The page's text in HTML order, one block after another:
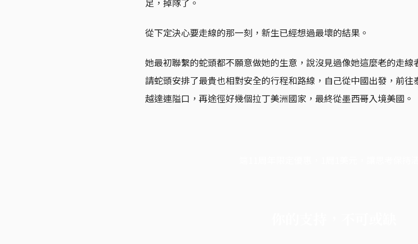
從下定決心要走線的那一刻，新生已經想過最壞的結果。
她最初聯繫的蛇頭都不願意做她的生意，說沒見過像她這麼老的走線
請蛇頭安排了最貴也相對安全的行程和路線，自己從中國出發，前往
越達連隘口，再途徑好幾個拉丁美洲國家，最終從墨西哥入境美國。